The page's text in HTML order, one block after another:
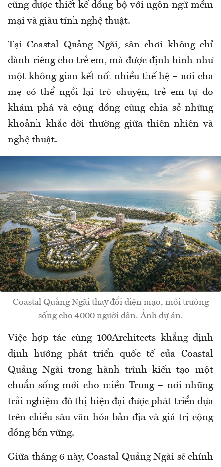
cũng được thiết kế đồng bộ với ngôn ngữ mềm
mại và giàu tính nghệ thuật.
Tại Coastal Quảng Ngãi, sân chơi không chỉ
dành riêng cho trẻ em, mà được định hình như
một không gian kết nối nhiều thế hệ – nơi cha
mẹ có thể ngồi lại trò chuyện, trẻ em tự do
khám phá và cộng đồng cùng chia sẻ những
khoảnh khắc đời thường giữa thiên nhiên và
nghệ thuật.
Coastal Quảng Ngãi thay đổi diện mạo, môi trường
sống cho 4000 người dân. Ảnh dự án.
Việc hợp tác cùng 100Architects khẳng định
định hướng phát triển quốc tế của Coastal
Quảng Ngãi trong hành trình kiến tạo một
chuẩn sống mới cho miền Trung – nơi những
trải nghiệm đô thị hiện đại được phát triển dựa
trên chiều sâu văn hóa bản địa và giá trị cộng
đồng bền vững.
Giữa tháng 6 này, Coastal Quảng Ngãi sẽ chính